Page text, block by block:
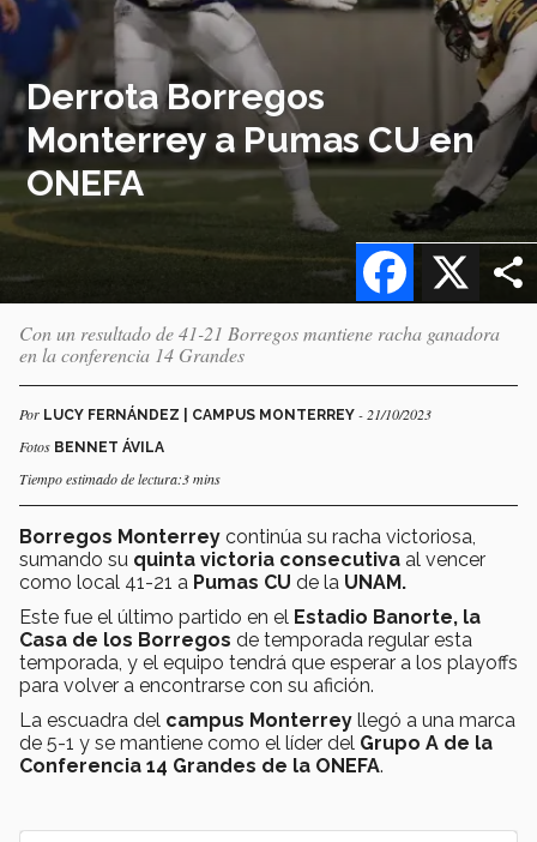
Derrota Borregos
Monterrey a Pumas CU en
ONEFA
X
Facebook
Con un resultado de 41-21 Borregos mantiene racha ganadora
en la conferencia 14 Grandes
Por LUCY FERNÁNDEZ | CAMPUS MONTERREY - 21/10/2023
Fotos BENNET ÁVILA
Tiempo estimado de lectura:3 mins
Borregos Monterrey continúa su racha victoriosa,
sumando su quinta victoria consecutiva al vencer
como local 41-21 a Pumas CU de la UNAM.
Este fue el último partido en el Estadio Banorte, la
Casa de los Borregos de temporada regular esta
temporada, y el equipo tendrá que esperar a los playoffs
para volver a encontrarse con su afición.
La escuadra del campus Monterrey llegó a una marca
de 5-1 y se mantiene como el líder del Grupo A de la
Conferencia 14 Grandes de la ONEFA.